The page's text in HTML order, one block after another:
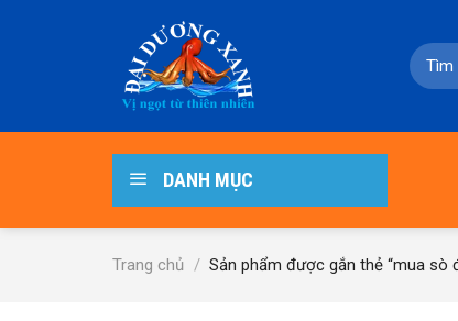
Tìm
kiếm:
DANH MỤC
Trang chủ / Sản phẩm được gắn thẻ “mua sò